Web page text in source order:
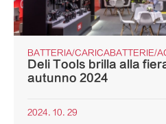
BATTERIA/CARICABATTERIE/
Deli Tools brilla alla
autunno 2024
2024. 10. 29